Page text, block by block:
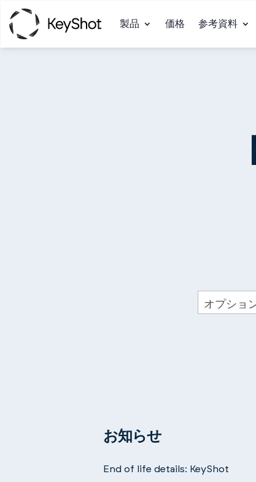
製品 価格 参考資料
お知らせ
End of life details: KeyShot